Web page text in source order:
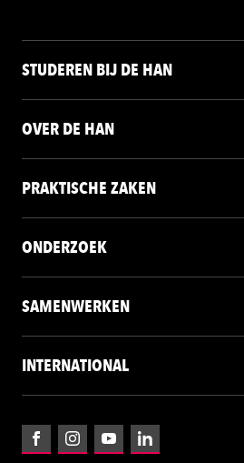
STUDEREN BIJ DE HAN
OVER DE HAN
PRAKTISCHE ZAKEN
ONDERZOEK
SAMENWERKEN
INTERNATIONAL
FacebookInstagramYouTubeLinkedIn